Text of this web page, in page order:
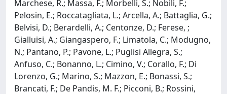
Marchese, R.; Massa, F.; Morbelli, S.; Nobili, F.;
Pelosin, E.; Roccatagliata, L.; Arcella, A.; Battaglia, G.;
Belvisi, D.; Berardelli, A.; Centonze, D.; Ferese, ;
Gialluisi, A.; Giangaspero, F.; Limatola, C.; Modugno,
N.; Pantano, P.; Pavone, L.; Puglisi Allegra, S.;
Anfuso, C.; Bonanno, L.; Cimino, V.; Corallo, F.; Di
Lorenzo, G.; Marino, S.; Mazzon, E.; Bonassi, S.;
Brancati, F.; De Pandis, M. F.; Picconi, B.; Rossini,